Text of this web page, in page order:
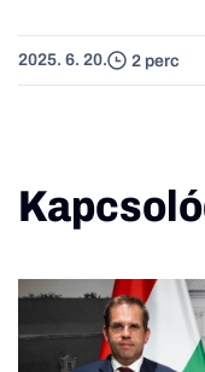
2025. 6. 20. 2 perc